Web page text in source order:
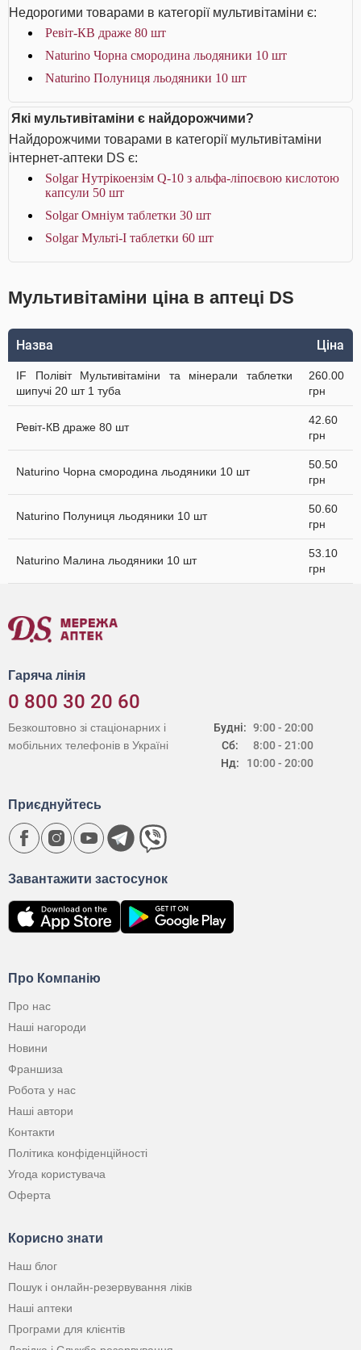
Недорогими товарами в категорії мультивітаміни є:
Ревіт-КВ драже 80 шт
Naturino Чорна смородина льодяники 10 шт
Naturino Полуниця льодяники 10 шт
Які мультивітаміни є найдорожчими?
Найдорожчими товарами в категорії мультивітаміни
інтернет-аптеки DS є:
Solgar Нутрікоензім Q-10 з альфа-ліпоєвою кислотою
капсули 50 шт
Solgar Омніум таблетки 30 шт
Solgar Мульті-I таблетки 60 шт
Мультивітаміни ціна в аптеці DS
Назва Ціна
IF Полівіт Мультивітаміни та мінерали таблетки
шипучі 20 шт 1 туба
260.00
грн
Ревіт-КВ драже 80 шт
42.60
грн
Naturino Чорна смородина льодяники 10 шт
50.50
грн
Naturino Полуниця льодяники 10 шт
50.60
грн
Naturino Малина льодяники 10 шт
53.10
грн
Гаряча лінія
0 800 30 20 60
Будні:
Сб:
Нд:
9:00 - 20:00
8:00 - 21:00
10:00 - 20:00
Безкоштовно зі стаціонарних і
мобільних телефонів в Україні
Про Компанію
Про нас
Наші нагороди
Новини
Франшиза
Робота у нас
Наші автори
Контакти
Політика конфіденційності
Угода користувача
Оферта
Корисно знати
Наш блог
Пошук і онлайн-резервування ліків
Наші аптеки
Програми для клієнтів
Завантажити застосунок
Приєднуйтесь